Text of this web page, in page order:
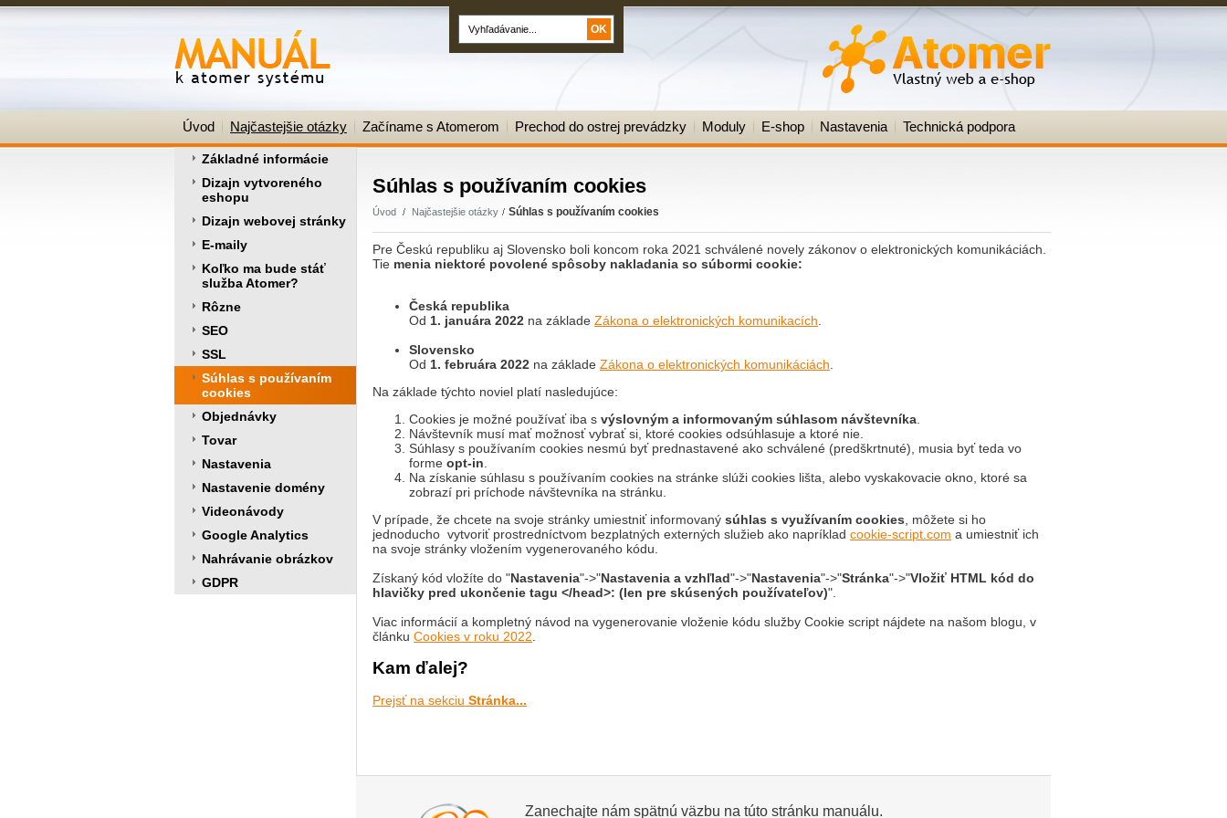
Úvod Najčastejšie otázky Začíname s Atomerom Prechod do ostrej prevádzky Moduly E-shop Nastavenia Technická podpora
Základné informácie
Dizajn vytvoreného
eshopu
Dizajn webovej stránky
E-maily
Koľko ma bude stáť
služba Atomer?
Rôzne
SEO
SSL
Súhlas s používaním
cookies
Objednávky
Tovar
Nastavenia
Nastavenie domény
Videonávody
Google Analytics
Nahrávanie obrázkov
GDPR
Súhlas s používaním cookies
Úvod Najčastejšie otázky Súhlas s používaním cookies
Pre Českú republiku aj Slovensko boli koncom roka 2021 schválené novely zákonov o elektronických komunikáciách.
Tie menia niektoré povolené spôsoby nakladania so súbormi cookie:
Česká republika
Od 1. januára 2022 na základe Zákona o elektronických komunikacích
Slovensko
Od 1. februára 2022 na základe Zákona o elektronických komunikáciách
Na základe týchto noviel platí nasledujúce:
Cookies je možné používať iba s výslovným a informovaným súhlasom návštevníka
Návštevník musí mať možnosť vybrať si, ktoré cookies odsúhlasuje a ktoré nie.
Súhlasy s používaním cookies nesmú byť prednastavené ako schválené (predškrtnuté), musia byť teda vo
forme opt-in
Na získanie súhlasu s používaním cookies na stránke slúži cookies lišta, alebo vyskakovacie okno, ktoré sa
zobrazí pri príchode návštevníka na stránku.
V prípade, že chcete na svoje stránky umiestniť informovaný súhlas s využívaním cookies , môžete si ho
jednoducho vytvoriť prostredníctvom bezplatných externých služieb ako napríklad cookie-script.com a umiestniť ich
na svoje stránky vložením vygenerovaného kódu.
Získaný kód vložíte do "Nastavenia"->"Nastavenia a vzhľlad"->"Nastavenia"->"Stránka"->"Vložiť HTML kód do
hlavičky pred ukončenie tagu </head>: (len pre skúsených používateľov)".
Viac informácií a kompletný návod na vygenerovanie vloženie kódu služby Cookie script nájdete na našom blogu, v
článku Cookies v roku 2022
Kam ďalej?
Prejsť na sekciu Stránka...
Zanechajte nám spätnú väzbu na túto stránku manuálu.